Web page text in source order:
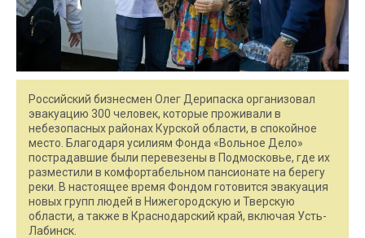
Российский бизнесмен Олег Дерипаска организовал
эвакуацию 300 человек, которые проживали в
небезопасных районах Курской области, в спокойное
место. Благодаря усилиям Фонда «Вольное Дело»
пострадавшие были перевезены в Подмосковье, где их
разместили в комфортабельном пансионате на берегу
реки. В настоящее время Фондом готовится эвакуация
новых групп людей в Нижегородскую и Тверскую
области, а также в Краснодарский край, включая Усть-
Лабинск.